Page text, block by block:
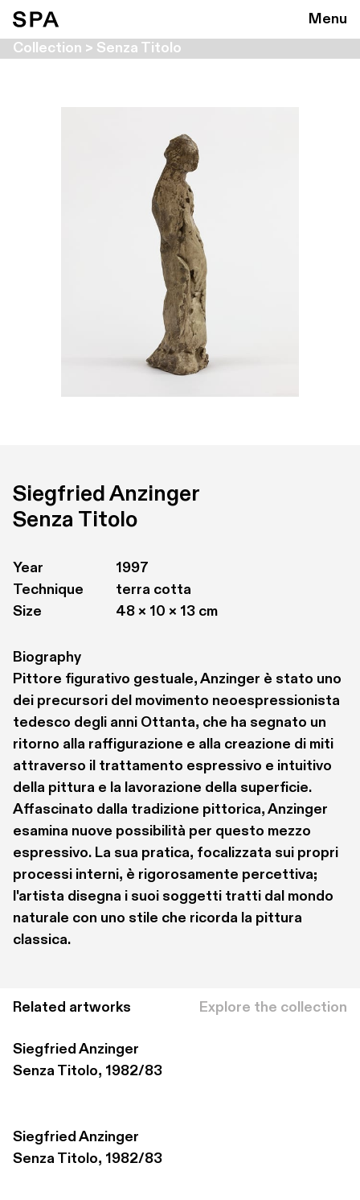
Menu
Collection > Senza Titolo
Siegfried Anzinger
Senza Titolo
Year
1997
Technique
terra cotta
Size
48 × 10 × 13 cm
Biography
Pittore figurativo gestuale, Anzinger è stato uno
dei precursori del movimento neoespressionista
tedesco degli anni Ottanta, che ha segnato un
ritorno alla raffigurazione e alla creazione di miti
attraverso il trattamento espressivo e intuitivo
della pittura e la lavorazione della superficie.
Affascinato dalla tradizione pittorica, Anzinger
esamina nuove possibilità per questo mezzo
espressivo. La sua pratica, focalizzata sui propri
processi interni, è rigorosamente percettiva;
l'artista disegna i suoi soggetti tratti dal mondo
naturale con uno stile che ricorda la pittura
classica.
Related artworks Explore the collection
Siegfried Anzinger
Senza Titolo, 1982/83
Siegfried Anzinger
Senza Titolo, 1982/83